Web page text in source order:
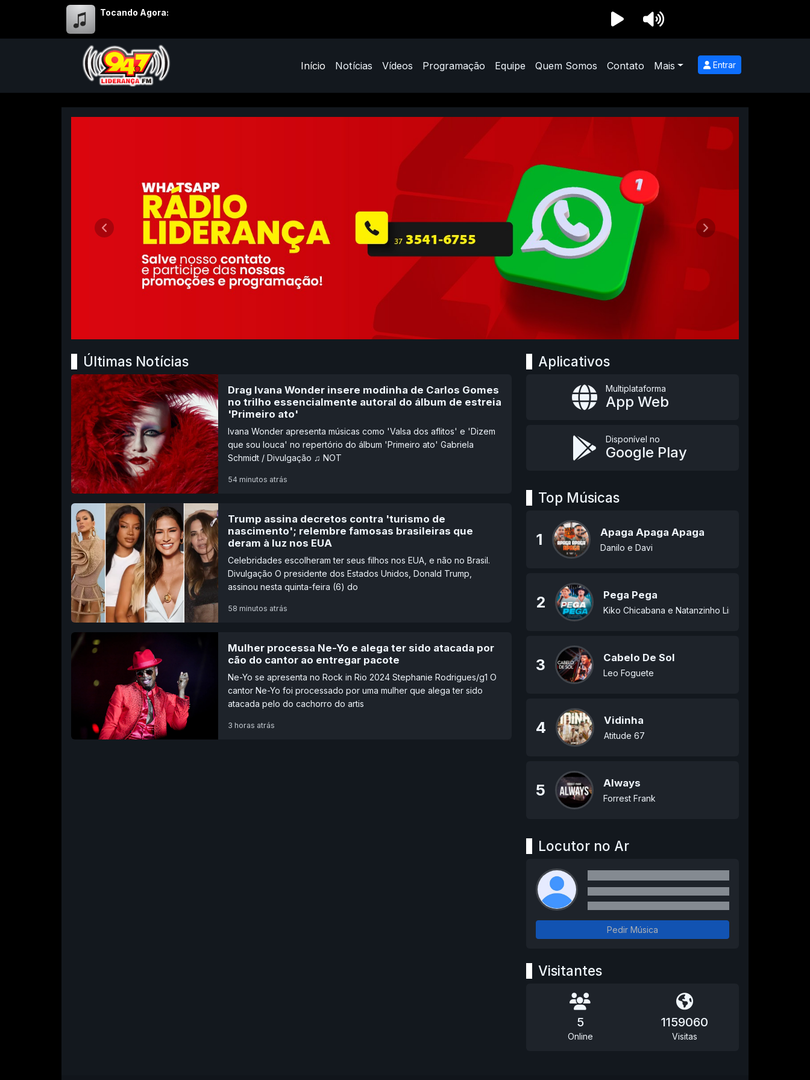
Tocando Agora:
Início Notícias Vídeos Programação Equipe Quem Somos Contato Mais Entrar
Anterior Próximo
Últimas Notícias
Drag Ivana Wonder insere modinha de Carlos Gomes
no trilho essencialmente autoral do álbum de estreia
'Primeiro ato'
Ivana Wonder apresenta músicas como 'Valsa dos aflitos' e 'Dizem
que sou louca' no repertório do álbum 'Primeiro ato' Gabriela
Schmidt / Divulgação ♫ NOT
54 minutos atrás
Trump assina decretos contra 'turismo de
nascimento'; relembre famosas brasileiras que
deram à luz nos EUA
Celebridades escolheram ter seus filhos nos EUA, e não no Brasil.
Divulgação O presidente dos Estados Unidos, Donald Trump,
assinou nesta quinta-feira (6) do
58 minutos atrás
Mulher processa Ne-Yo e alega ter sido atacada por
cão do cantor ao entregar pacote
Ne-Yo se apresenta no Rock in Rio 2024 Stephanie Rodrigues/g1 O
cantor Ne-Yo foi processado por uma mulher que alega ter sido
atacada pelo do cachorro do artis
3 horas atrás
Aplicativos
Multiplataforma
App Web
Disponível no
Google Play
Top Músicas
1 Apaga Apaga Apaga
Danilo e Davi
2 Pega Pega
Kiko Chicabana e Natanzinho Lima
3 Cabelo De Sol
Leo Foguete
4 Vidinha
Atitude 67
5 Always
Forrest Frank
Locutor no Ar
Pedir Música
Visitantes
5
Online
1159060
Visitas